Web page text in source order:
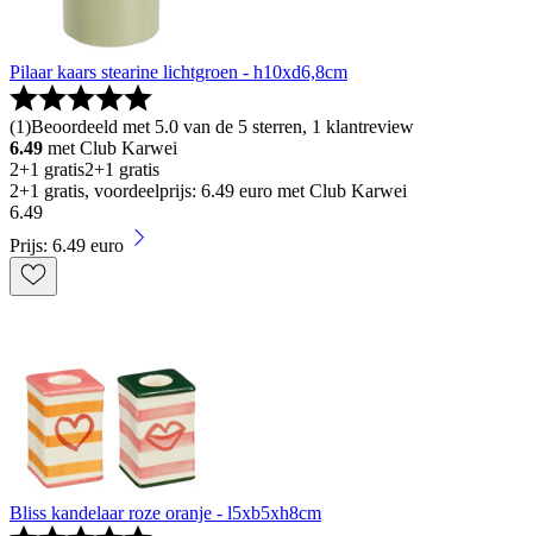
Pilaar kaars stearine lichtgroen - h10xd6,8cm
(1)Beoordeeld met 5.0 van de 5 sterren, 1 klantreview
6.49 met Club Karwei
2+1 gratis2+1 gratis
2+1 gratis, voordeelprijs: 6.49 euro met Club Karwei
6.49
Prijs: 6.49 euro
Bliss kandelaar roze oranje - l5xb5xh8cm